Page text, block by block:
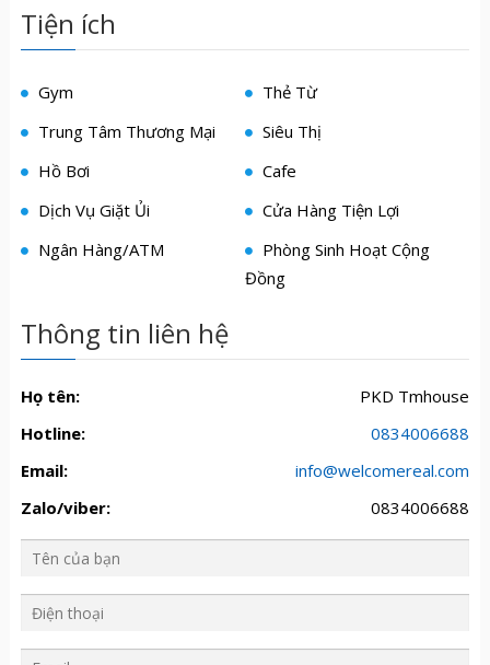
Tiện ích
Gym
Thẻ Từ
Trung Tâm Thương Mại
Siêu Thị
Hồ Bơi
Cafe
Dịch Vụ Giặt Ủi
Cửa Hàng Tiện Lợi
Ngân Hàng/ATM
Phòng Sinh Hoạt Cộng
Đồng
Thông tin liên hệ
Họ tên:
PKD Tmhouse
Hotline:
0834006688
Email:
info@welcomereal.com
Zalo/viber:
0834006688